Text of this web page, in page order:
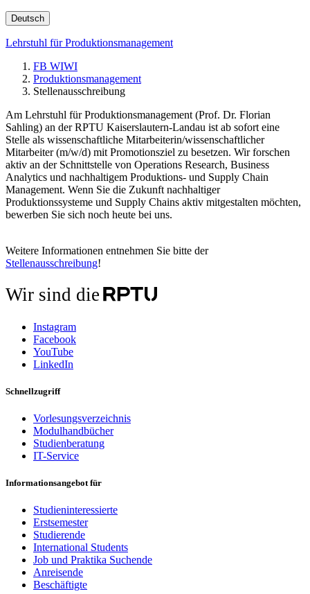
Deutsch
Lehrstuhl für Produktionsmanagement
FB WIWI
Produktionsmanagement
Stellenausschreibung
Am Lehrstuhl für Produktionsmanagement (Prof. Dr. Florian
Sahling) an der RPTU Kaiserslautern-Landau ist ab sofort eine
Stelle als wissenschaftliche Mitarbeiterin/wissenschaftlicher
Mitarbeiter (m/w/d) mit Promotionsziel zu besetzen. Wir forschen
aktiv an der Schnittstelle von Operations Research, Business
Analytics und nachhaltigem Produktions- und Supply Chain
Management. Wenn Sie die Zukunft nachhaltiger
Produktionssysteme und Supply Chains aktiv mitgestalten möchten,
bewerben Sie sich noch heute bei uns.
Weitere Informationen entnehmen Sie bitte der
Stellenausschreibung!
Wir sind die
Instagram
Facebook
YouTube
LinkedIn
Schnellzugriff
Vorlesungsverzeichnis
Modulhandbücher
Studienberatung
IT-Service
Informationsangebot für
Studieninteressierte
Erstsemester
Studierende
International Students
Job und Praktika Suchende
Anreisende
Beschäftigte